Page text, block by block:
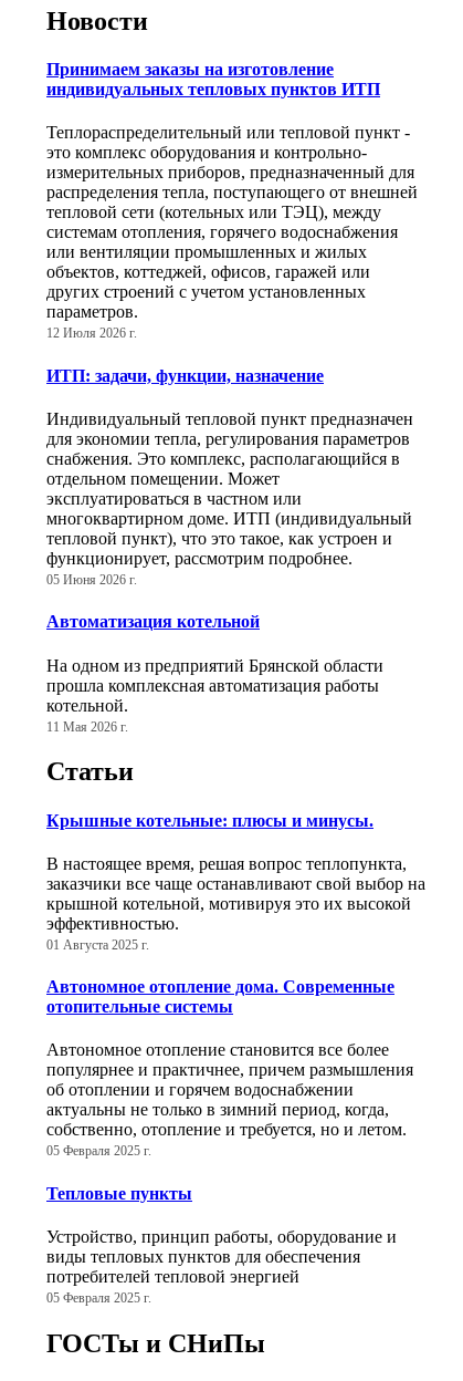
Новости
Принимаем заказы на изготовление
индивидуальных тепловых пунктов ИТП
Теплораспределительный или тепловой пункт -
это комплекс оборудования и контрольно-
измерительных приборов, предназначенный для
распределения тепла, поступающего от внешней
тепловой сети (котельных или ТЭЦ), между
системам отопления, горячего водоснабжения
или вентиляции промышленных и жилых
объектов, коттеджей, офисов, гаражей или
других строений с учетом установленных
параметров.
12 Июля 2026 г.
ИТП: задачи, функции, назначение
Индивидуальный тепловой пункт предназначен
для экономии тепла, регулирования параметров
снабжения. Это комплекс, располагающийся в
отдельном помещении. Может
эксплуатироваться в частном или
многоквартирном доме. ИТП (индивидуальный
тепловой пункт), что это такое, как устроен и
функционирует, рассмотрим подробнее.
05 Июня 2026 г.
Автоматизация котельной
На одном из предприятий Брянской области
прошла комплексная автоматизация работы
котельной.
11 Мая 2026 г.
Статьи
Крышные котельные: плюсы и минусы.
В настоящее время, решая вопрос теплопункта,
заказчики все чаще останавливают свой выбор на
крышной котельной, мотивируя это их высокой
эффективностью.
01 Августа 2025 г.
Автономное отопление дома. Современные
отопительные системы
Автономное отопление становится все более
популярнее и практичнее, причем размышления
об отоплении и горячем водоснабжении
актуальны не только в зимний период, когда,
собственно, отопление и требуется, но и летом.
05 Февраля 2025 г.
Тепловые пункты
Устройство, принцип работы, оборудование и
виды тепловых пунктов для обеспечения
потребителей тепловой энергией
05 Февраля 2025 г.
ГОСТы и СНиПы